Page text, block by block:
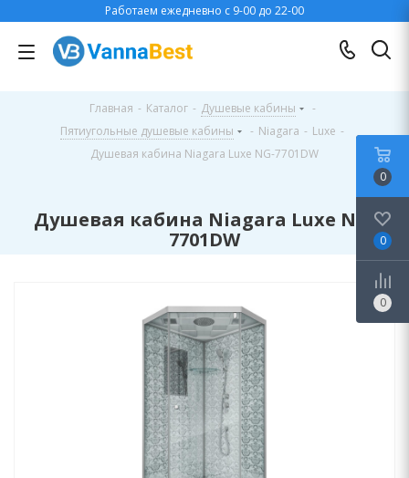
Работаем ежедневно с 9-00 до 22-00
Главная - Каталог - Душевые кабины
-
Пятиугольные душевые кабины
- Niagara - Luxe -
Душевая кабина Niagara Luxe NG-7701DW
Душевая кабина Niagara Luxe NG-
7701DW
0
0
0